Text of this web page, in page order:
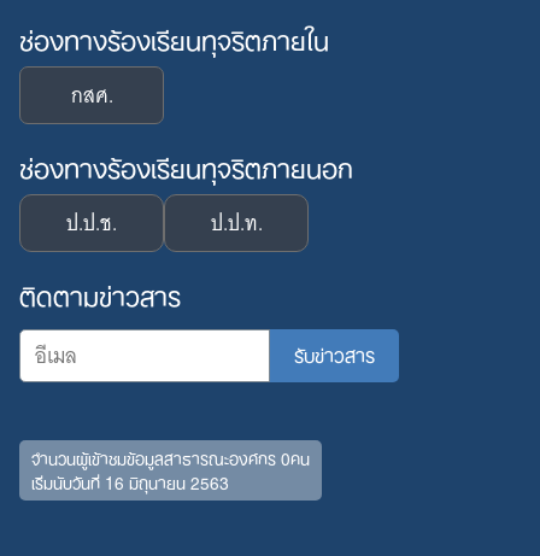
Search
for:
ช่องทางร้องเรียนทุจริตภายใน
กสศ.
ช่องทางร้องเรียนทุจริตภายนอก
ป.ป.ช. ป.ป.ท.
ติดตามข่าวสาร
จำนวนผู้เข้าชมข้อมูลสาธารณะองค์กร 0คน
เริ่มนับวันที่ 16 มิถุนายน 2563